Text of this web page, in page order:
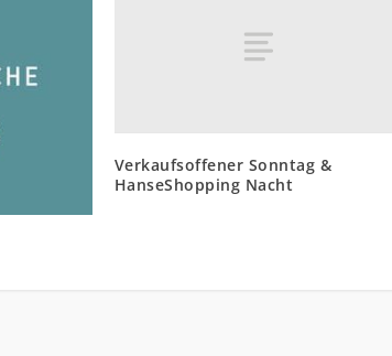
Verkaufsoffener Sonntag &
HanseShopping Nacht